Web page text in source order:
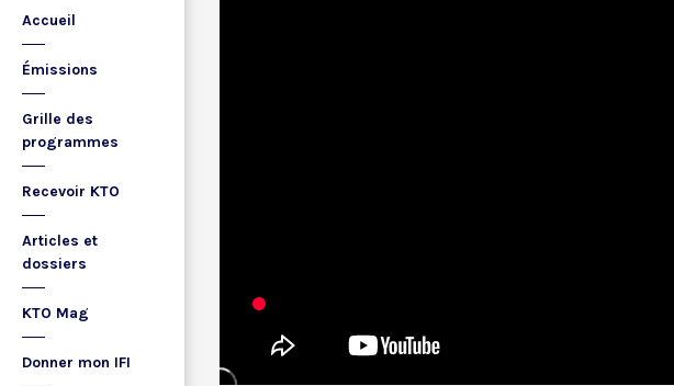
Accueil
Émissions
Grille des
programmes
Recevoir KTO
Articles et
dossiers
KTO Mag
Donner mon IFI